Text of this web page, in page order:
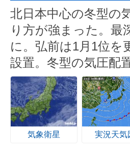
北日本中心の冬型の
り方が強まった。最
に。弘前は1月1位を
設置。冬型の気圧配
気象衛星 実況天気